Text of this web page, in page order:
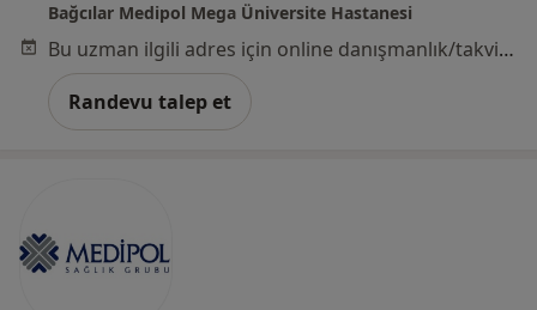
Bağcılar Medipol Mega Üniversite Hastanesi
Bu uzman ilgili adres için online danışmanlık/takvim sunmuyor.
Randevu talep et